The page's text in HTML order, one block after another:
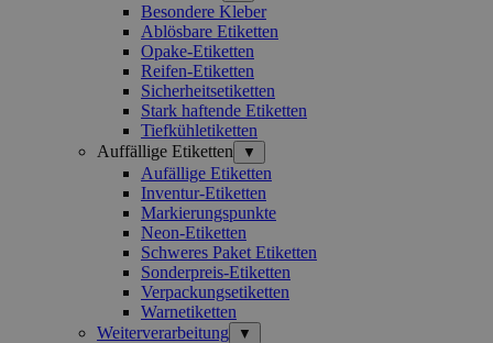
Besondere Kleber
Ablösbare Etiketten
Opake-Etiketten
Reifen-Etiketten
Sicherheitsetiketten
Stark haftende Etiketten
Tiefkühletiketten
Auffällige Etiketten
▼
Aufällige Etiketten
Inventur-Etiketten
Markierungspunkte
Neon-Etiketten
Schweres Paket Etiketten
Sonderpreis-Etiketten
Verpackungsetiketten
Warnetiketten
Weiterverarbeitung
▼